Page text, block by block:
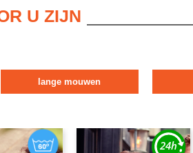
U ZIJN
lange mouwen